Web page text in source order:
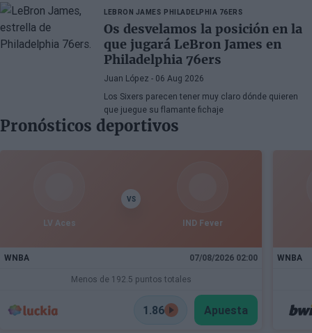
LEBRON JAMES PHILADELPHIA 76ERS
Os desvelamos la posición en la
que jugará LeBron James en
Philadelphia 76ers
Juan López - 06 Aug 2026
Los Sixers parecen tener muy claro dónde quieren
que juegue su flamante fichaje
Pronósticos deportivos
LV Aces
VS
IND Fever
WNBA 07/08/2026 02:00
Menos de 192.5 puntos totales
1.86 Apuesta
WNBA